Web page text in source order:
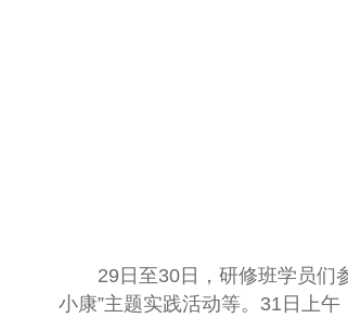
29 日至30日，研修班学员们
小康”主题实践活动等。 31 日上